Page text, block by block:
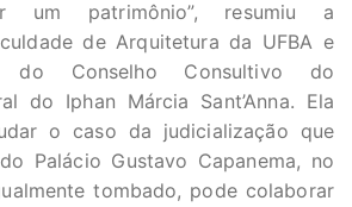
um patrimônio”, resumiu a
de Arquitetura da UFBA e
do Conselho Consultivo do
do Iphan Márcia Sant’Anna. Ela
o caso da judicialização que
Palácio Gustavo Capanema, no
tombado, pode colaborar